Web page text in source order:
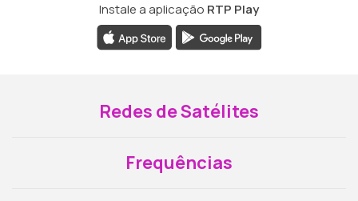
Instale a aplicação RTP Play
Redes de Satélites
Frequências